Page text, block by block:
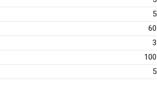
5
60
3
100
5